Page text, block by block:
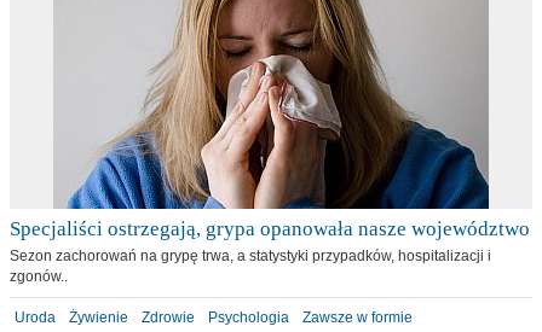
Specjaliści ostrzegają, grypa opanowała nasze województwo
Sezon zachorowań na grypę trwa, a statystyki przypadków, hospitalizacji i
zgonów..
Uroda Żywienie Zdrowie Psychologia Zawsze w formie